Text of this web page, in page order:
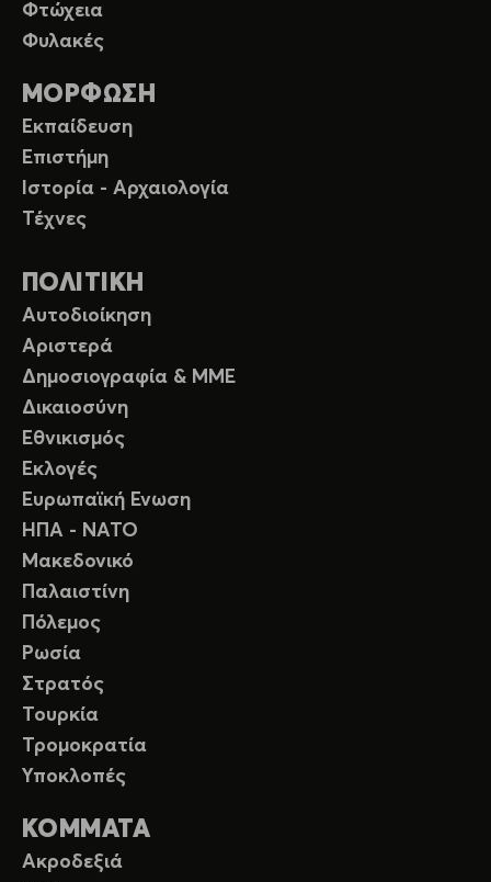
Φτώχεια
Φυλακές
ΜΟΡΦΩΣΗ
Εκπαίδευση
Επιστήμη
Ιστορία - Αρχαιολογία
Τέχνες
ΠΟΛΙΤΙΚΗ
Αυτοδιοίκηση
Αριστερά
Δημοσιογραφία & ΜΜΕ
Δικαιοσύνη
Εθνικισμός
Εκλογές
Ευρωπαϊκή Ενωση
ΗΠΑ - ΝΑΤΟ
Μακεδονικό
Παλαιστίνη
Πόλεμος
Ρωσία
Στρατός
Τουρκία
Τρομοκρατία
Υποκλοπές
ΚΟΜΜΑΤΑ
Ακροδεξιά